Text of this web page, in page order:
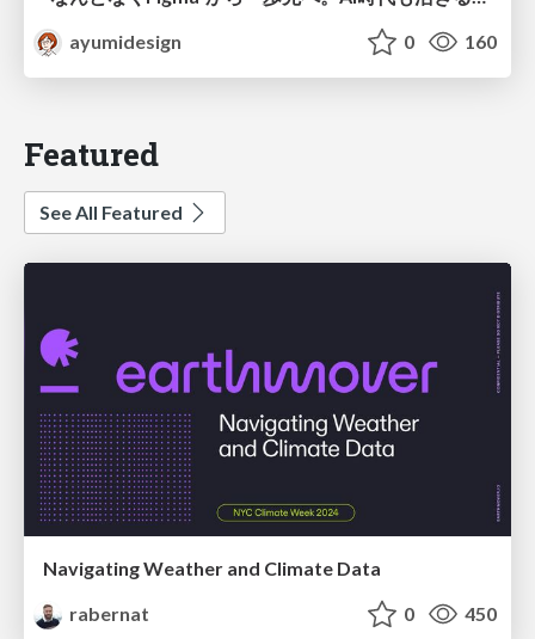
ayumidesign
0 160
Featured
See All Featured
Navigating Weather and Climate Data
rabernat
0 450